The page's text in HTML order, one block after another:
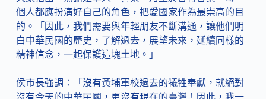
個人都應扮演好自己的角色，把愛國家作為最崇高的目
的。「因此，我們需要與年輕朋友不斷溝通，讓他們明
白中華民國的歷史，了解過去，展望未來，延續同樣的
精神信念，一起保護這塊土地。」
侯市長強調：「沒有黃埔軍校過去的犧牲奉獻，就絕對
沒有今天的中華民國，更沒有現在的臺灣！因此，我一